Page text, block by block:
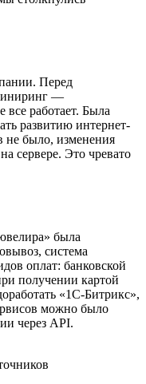
Перед
—
все работает. Была
развитию интернет-
не было, изменения
сервере. Это чревато
была
система
оплат: банковской
получении картой
«1С-Битрикс»,
можно было
через API.